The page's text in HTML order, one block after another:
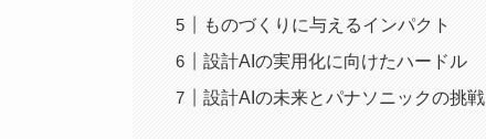
ものづくりに与えるインパクト
設計AIの実用化に向けたハードル
設計AIの未来とパナソニックの挑戦